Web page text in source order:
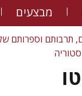
מבצעים
וספרותם